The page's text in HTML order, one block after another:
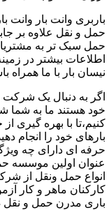
باربری وانت بار وانت
حمل و نقل علاوه بر
حمل سبک تر به
اطلاعات بیشتر در
نیسان بار با ما همراه
اگر به دنبال یک
خود هستند ما به شما
کنیم،تا با بهره گیری
بارهای خود را انجام
حرفه ای دارای چه
عنوان اولین موسسه
انواع حمل ونقل از
کارکنان ماهر و کار
باری مدرن حمل و نقل